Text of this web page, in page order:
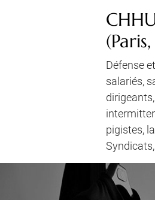
Défense
salariés,
pigistes,